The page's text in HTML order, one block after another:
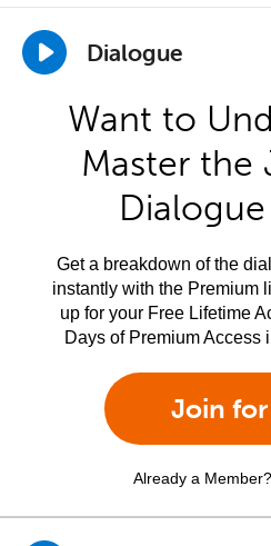
Dialogue
Want to
Master the
Dialogue
Get a breakdown of the
instantly with the Premium
up for your Free Lifetime
Days of Premium Access
Join for
Already a Member?